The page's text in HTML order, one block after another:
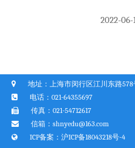
2022-06-
地址：上海市闵行区江川东路
电话：021-64355697
传真：021-54712617
信箱：shnyedu@163.com
ICP备案：沪ICP备18043218号-4